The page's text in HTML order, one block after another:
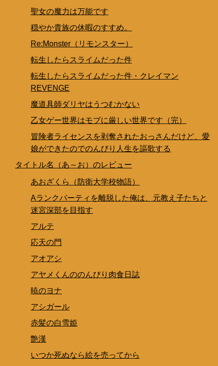
聖女の魔力は万能です
穏やか貴族の休暇のすすめ。
Re:Monster（リモンスター）
転生したらスライムだった件
転生したらスライムだった件・クレイマン
REVENGE
魔道具師ダリヤはうつむかない
乙女ゲー世界はモブに厳しい世界です（完）
冒険者ライセンスを剥奪されたおっさんだけど、愛
娘ができたのでのんびり人生を謳歌する
タイトル名（あ～お）のレビュー
あおざくら（防衛大学校物語）
Aランクパーティを離脱した俺は、元教え子たちと
迷宮深部を目指す
アルテ
応天の門
アオアシ
アヤメくんののんびり肉食日誌
暁のヨナ
アシガール
赤髪の白雪姫
艶漢
いつか死ぬなら絵を売ってから